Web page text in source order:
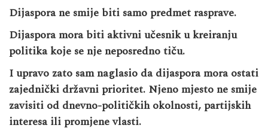
Dijaspora ne smije biti samo predmet rasprave.
Dijaspora mora biti aktivni učesnik u kreiranju
politika koje se nje neposredno tiču.
I upravo zato sam naglasio da dijaspora mora ostati
zajednički državni prioritet. Njeno mjesto ne smije
zavisiti od dnevno-političkih okolnosti, partijskih
interesa ili promjene vlasti.